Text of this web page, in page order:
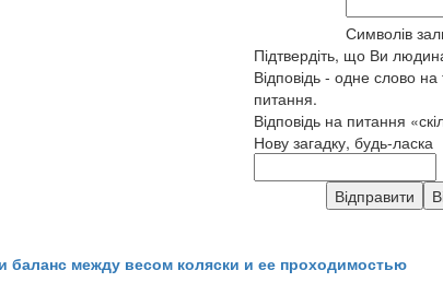
Символів
Підтвердіть, що Ви
Відповідь - одне слово
питання.
Відповідь на питання
Нову загадку, будь-ласка
баланс между весом коляски и ее проходимостью